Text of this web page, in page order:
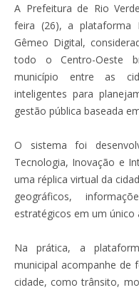
A Prefeitura de Rio
feira (26), a plataforma
Gêmeo Digital,
todo o Centro-Oeste
município entre as
inteligentes para
gestão pública baseada
O sistema foi
Tecnologia, Inovação e
uma réplica virtual da
geográficos,
estratégicos em um único
Na prática, a
municipal acompanhe de
cidade, como trânsito,